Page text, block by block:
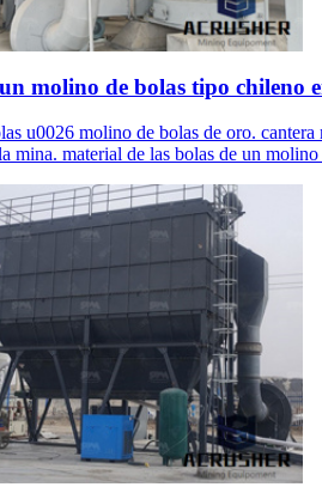
molino de bolas tipo chileno
u0026 molino de bolas de oro.
mina. material de las bolas de un molino